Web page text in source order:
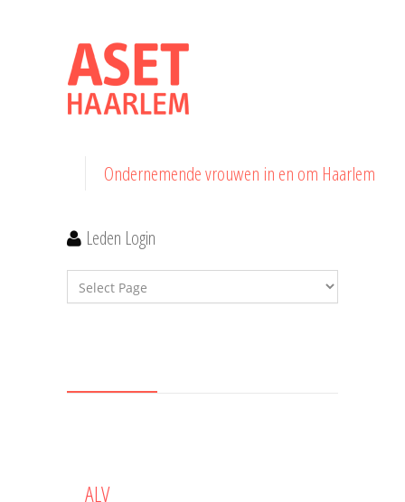
Ondernemende vrouwen in en om Haarlem
Leden Login
ALV